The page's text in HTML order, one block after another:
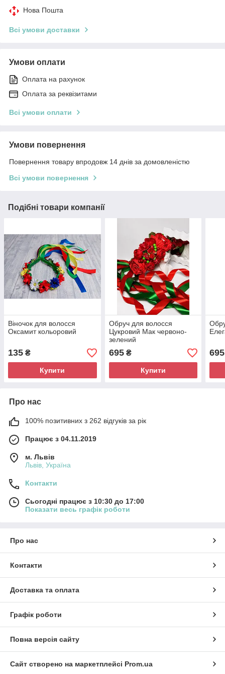
Нова Пошта
Всі умови доставки
Умови оплати
Оплата на рахунок
Оплата за реквізитами
Всі умови оплати
Умови повернення
Повернення товару впродовж 14 днів за домовленістю
Всі умови повернення
Подібні товари компанії
Віночок для волосся
Оксамит кольоровий
135 ₴
Купити
Обруч для волосся
Цукровий Мак червоно-
зелений
695₴
Купити
695
Про нас
100% позитивних з 262 відгуків за рік
Працює з 04.11.2019
м. Львів
Львів, Україна
Контакти
Сьогодні працює з 10:30 до 17:00
Показати весь графік роботи
Про нас
Контакти
Доставка та оплата
Графік роботи
Повна версія сайту
Сайт створено на маркетплейсі Prom.ua